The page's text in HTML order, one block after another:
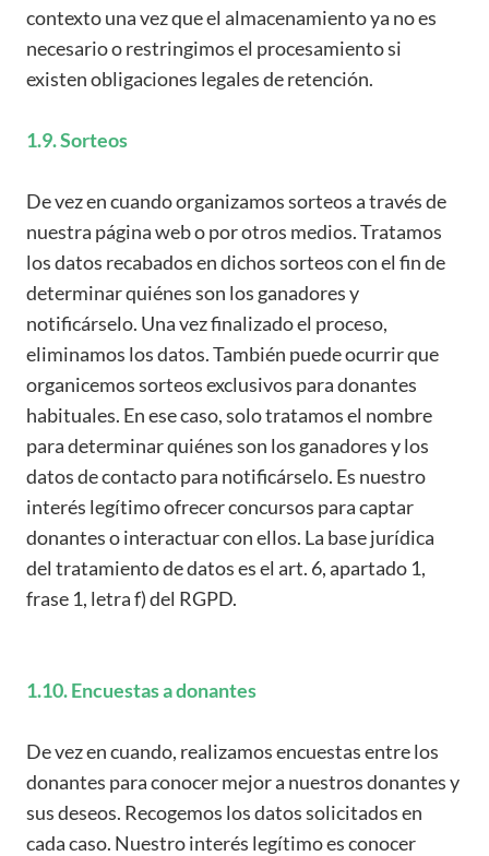
contexto una vez que el almacenamiento ya no es
necesario o restringimos el procesamiento si
existen obligaciones legales de retención.
1.9. Sorteos
De vez en cuando organizamos sorteos a través de
nuestra página web o por otros medios. Tratamos
los datos recabados en dichos sorteos con el fin de
determinar quiénes son los ganadores y
notificárselo. Una vez finalizado el proceso,
eliminamos los datos. También puede ocurrir que
organicemos sorteos exclusivos para donantes
habituales. En ese caso, solo tratamos el nombre
para determinar quiénes son los ganadores y los
datos de contacto para notificárselo. Es nuestro
interés legítimo ofrecer concursos para captar
donantes o interactuar con ellos. La base jurídica
del tratamiento de datos es el art. 6, apartado 1,
frase 1, letra f) del RGPD.
1.10. Encuestas a donantes
De vez en cuando, realizamos encuestas entre los
donantes para conocer mejor a nuestros donantes y
sus deseos. Recogemos los datos solicitados en
cada caso. Nuestro interés legítimo es conocer